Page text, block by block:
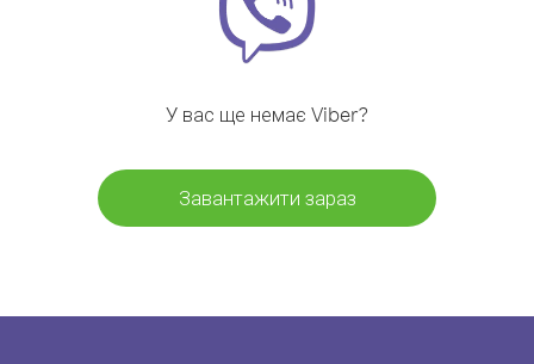
У вас ще немає Viber?
Завантажити зараз